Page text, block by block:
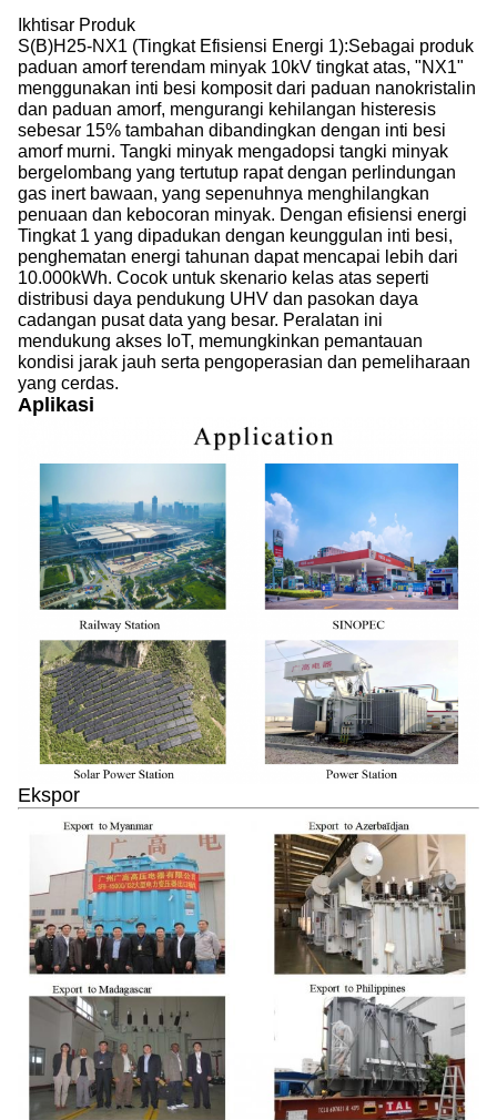
Ikhtisar Produk
S(B)H25-NX1 (Tingkat Efisiensi Energi 1):Sebagai produk
paduan amorf terendam minyak 10kV tingkat atas, "NX1"
menggunakan inti besi komposit dari paduan nanokristalin
dan paduan amorf, mengurangi kehilangan histeresis
sebesar 15% tambahan dibandingkan dengan inti besi
amorf murni. Tangki minyak mengadopsi tangki minyak
bergelombang yang tertutup rapat dengan perlindungan
gas inert bawaan, yang sepenuhnya menghilangkan
penuaan dan kebocoran minyak. Dengan efisiensi energi
Tingkat 1 yang dipadukan dengan keunggulan inti besi,
penghematan energi tahunan dapat mencapai lebih dari
10.000kWh. Cocok untuk skenario kelas atas seperti
distribusi daya pendukung UHV dan pasokan daya
cadangan pusat data yang besar. Peralatan ini
mendukung akses IoT, memungkinkan pemantauan
kondisi jarak jauh serta pengoperasian dan pemeliharaan
yang cerdas.
Aplikasi
Ekspor